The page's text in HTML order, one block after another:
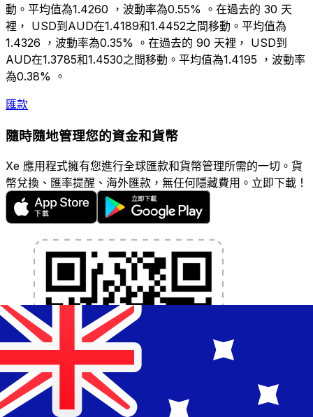
動。平均值為1.4260 ，波動率為0.55% 。在過去的 30 天
裡， USD到AUD在1.4189和1.4452之間移動。平均值為
1.4326 ，波動率為0.35% 。在過去的 90 天裡， USD到
AUD在1.3785和1.4530之間移動。平均值為1.4195 ，波動率
為0.38% 。
匯款
隨時隨地管理您的資金和貨幣
Xe 應用程式擁有您進行全球匯款和貨幣管理所需的一切。貨
幣兌換、匯率提醒、海外匯款，無任何隱藏費用。立即下載！